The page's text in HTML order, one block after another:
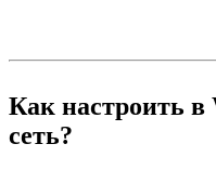
Как настроить
сеть?